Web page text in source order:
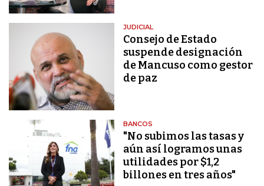
JUDICIAL
Consejo de Estado
suspende designación
de Mancuso como gestor
de paz
BANCOS
"No subimos las tasas y
aún así logramos unas
utilidades por $1,2
billones en tres años"